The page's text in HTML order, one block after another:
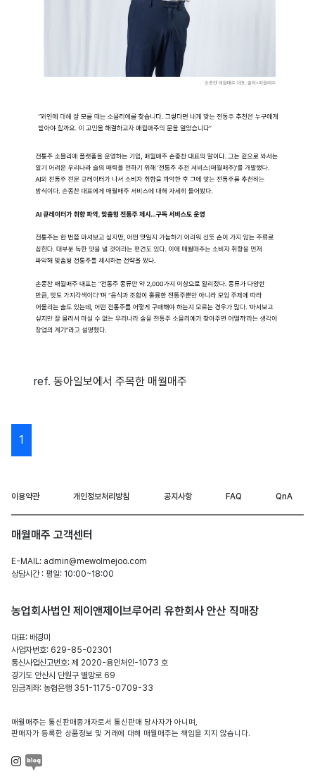
ref. 동아일보에서 주목한 매월매주
1
이용약관 개인정보처리방침 공지사항 FAQ QnA
매월매주 고객센터
E-MAIL: admin@mewolmejoo.com
상담시간 : 평일: 10:00~18:00
농업회사법인 제이앤제이브루어리 유한회사 안산 직매장
대표: 배경미
사업자번호: 629-85-02301
통신사업신고번호: 제 2020-용인처인-1073 호
경기도 안산시 단원구 별망로 69
임금계좌: 농협은행 351-1175-0709-33
매월매주는 통신판매중개자로서 통신판매 당사자가 아니며,
판매자가 등록한 상품정보 및 거래에 대해 매월매주는 책임을 지지 않습니다.